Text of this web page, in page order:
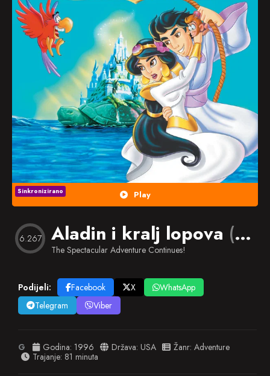
Popularno
Nasumično
Favorites
Play
Sinkronizirano
6.267 Aladin i kralj lopova (1996)
The Spectacular Adventure Continues!
Podijeli: Facebook X
WhatsApp
Telegram
Viber
G Godina: 1996 Država: USA Žanr: Adventure
Trajanje: 81 minuta